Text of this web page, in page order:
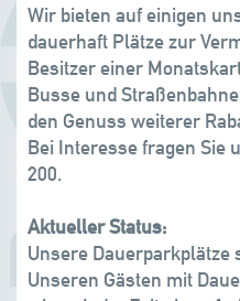
Wir bieten auf einigen
dauerhaft Plätze zur
Besitzer einer
Busse und
den Genuss weiterer
Bei Interesse fragen Sie
200.
Aktueller Status:
Unsere Dauerparkplätze
Unseren Gästen mit